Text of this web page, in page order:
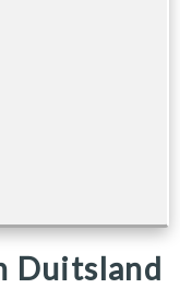
Duitsland